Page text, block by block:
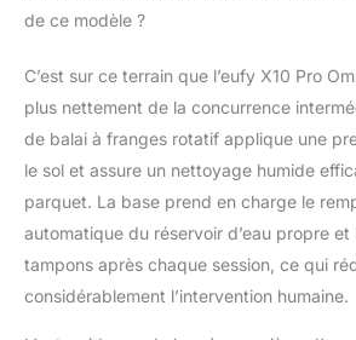
l'aspirateur,
l'entretien
le
pièce et la
un seul
en fait un
pratique
maisons
de ce modèle ?
C’est sur ce terrain que l’eufy X10 Pro
plus nettement de la concurrence
de balai à franges rotatif applique une
le sol et assure un nettoyage humide
parquet. La base prend en charge le
automatique du réservoir d’eau propre
tampons après chaque session, ce qui
considérablement l’intervention humaine.